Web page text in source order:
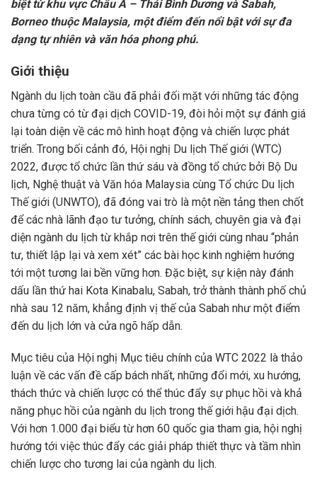
biệt từ khu vực Châu Á – Thái Bình Dương và Sabah,
Borneo thuộc Malaysia, một điểm đến nổi bật với sự đa
dạng tự nhiên và văn hóa phong phú.
Giới thiệu
Ngành du lịch toàn cầu đã phải đối mặt với những tác động
chưa từng có từ đại dịch COVID-19, đòi hỏi một sự đánh giá
lại toàn diện về các mô hình hoạt động và chiến lược phát
triển. Trong bối cảnh đó, Hội nghị Du lịch Thế giới (WTC)
2022, được tổ chức lần thứ sáu và đồng tổ chức bởi Bộ Du
lịch, Nghệ thuật và Văn hóa Malaysia cùng Tổ chức Du lịch
Thế giới (UNWTO), đã đóng vai trò là một nền tảng then chốt
để các nhà lãnh đạo tư tưởng, chính sách, chuyên gia và đại
diện ngành du lịch từ khắp nơi trên thế giới cùng nhau “phản
tư, thiết lập lại và xem xét” các bài học kinh nghiệm hướng
tới một tương lai bền vững hơn. Đặc biệt, sự kiện này đánh
dấu lần thứ hai Kota Kinabalu, Sabah, trở thành thành phố chủ
nhà sau 12 năm, khẳng định vị thế của Sabah như một điểm
đến du lịch lớn và cửa ngõ hấp dẫn.
Mục tiêu của Hội nghị Mục tiêu chính của WTC 2022 là thảo
luận về các vấn đề cấp bách nhất, những đổi mới, xu hướng,
thách thức và chiến lược có thể thúc đẩy sự phục hồi và khả
năng phục hồi của ngành du lịch trong thế giới hậu đại dịch.
Với hơn 1.000 đại biểu từ hơn 60 quốc gia tham gia, hội nghị
hướng tới việc thúc đẩy các giải pháp thiết thực và tầm nhìn
chiến lược cho tương lai của ngành du lịch.